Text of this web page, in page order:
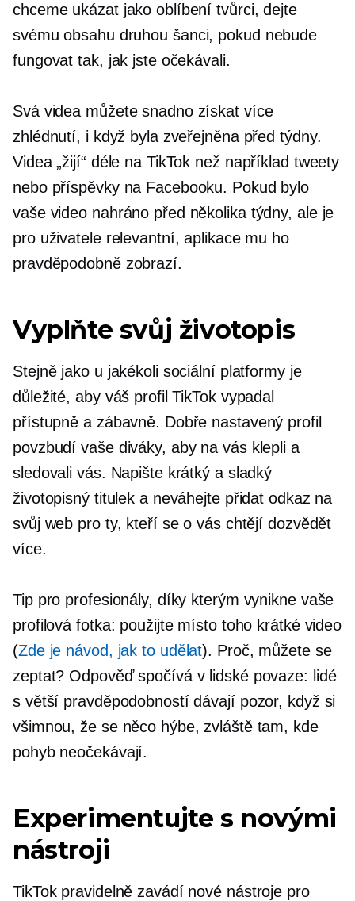
chceme ukázat jako oblíbení tvůrci, dejte
svému obsahu druhou šanci, pokud nebude
fungovat tak, jak jste očekávali.
Svá videa můžete snadno získat více
zhlédnutí, i když byla zveřejněna před týdny.
Videa „žijí“ déle na TikTok než například tweety
nebo příspěvky na Facebooku. Pokud bylo
vaše video nahráno před několika týdny, ale je
pro uživatele relevantní, aplikace mu ho
pravděpodobně zobrazí.
Vyplňte svůj životopis
Stejně jako u jakékoli sociální platformy je
důležité, aby váš profil TikTok vypadal
přístupně a zábavně. Dobře nastavený profil
povzbudí vaše diváky, aby na vás klepli a
sledovali vás. Napište krátký a sladký
životopisný titulek a neváhejte přidat odkaz na
svůj web pro ty, kteří se o vás chtějí dozvědět
více.
Tip pro profesionály, díky kterým vynikne vaše
profilová fotka: použijte místo toho krátké video
(Zde je návod, jak to udělat). Proč, můžete se
zeptat? Odpověď spočívá v lidské povaze: lidé
s větší pravděpodobností dávají pozor, když si
všimnou, že se něco hýbe, zvláště tam, kde
pohyb neočekávají.
Experimentujte s novými
nástroji
TikTok pravidelně zavádí nové nástroje pro